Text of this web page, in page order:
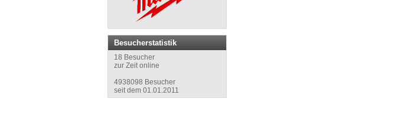
Besucherstatistik
18 Besucher
zur Zeit online
4938098 Besucher
seit dem 01.01.2011